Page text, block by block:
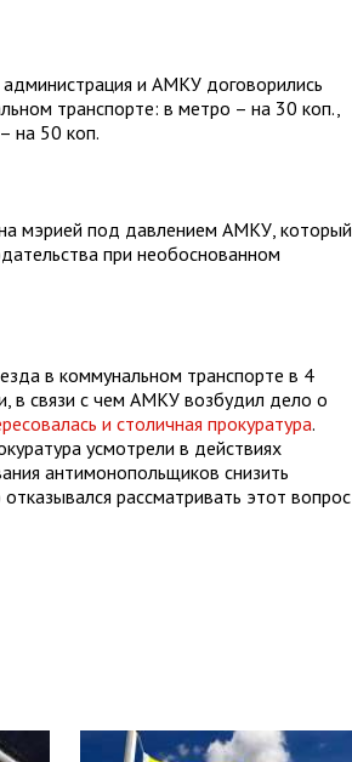
администрация и АМКУ договорились
транспорте: в метро – на 30 коп.,
на 50 коп.
мэрией под давлением АМКУ, который
при необоснованном
в коммунальном транспорте в 4
в связи с чем АМКУ возбудил дело о
и столичная прокуратура.
усмотрели в действиях
антимонопольщиков снизить
рассматривать этот вопрос